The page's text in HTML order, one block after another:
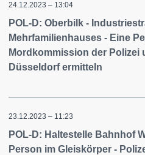
24.12.2023 – 13:04
POL-D: Oberbilk -
Mehrfamilienhauses - Eine
Mordkommission der Polizei
Düsseldorf ermitteln
23.12.2023 – 11:23
POL-D: Haltestelle Bahnhof
Person im Gleiskörper -